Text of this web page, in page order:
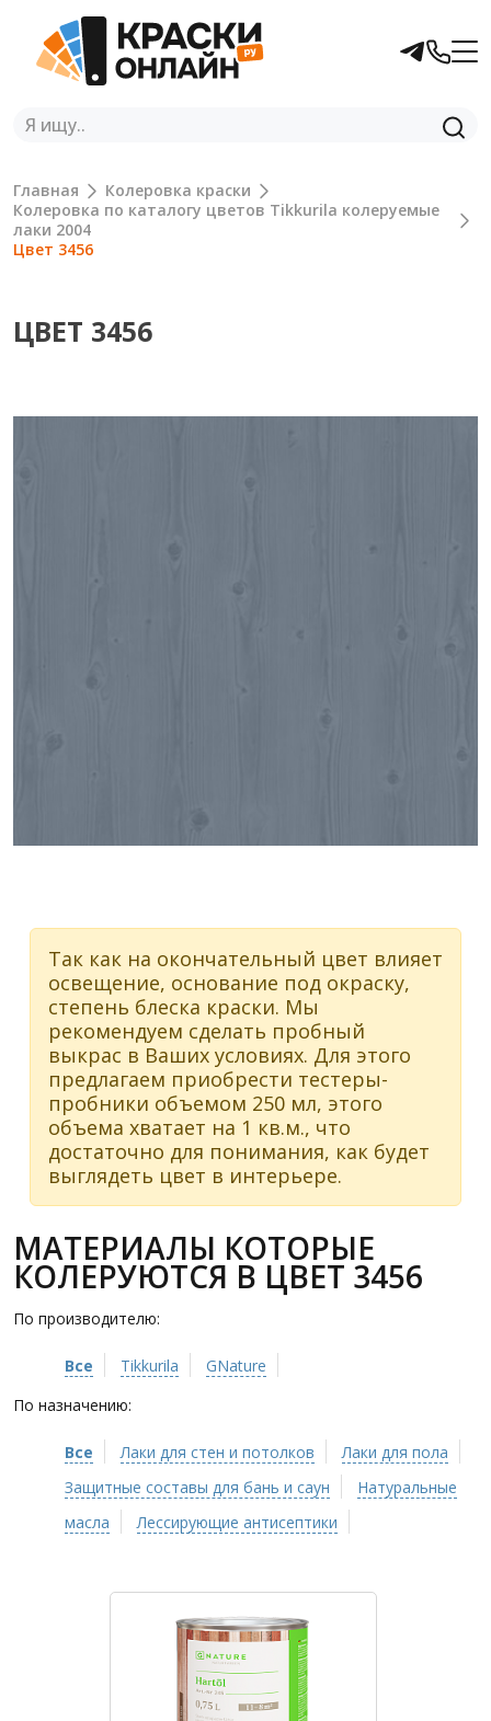
Главная
Колеровка краски
Колеровка по каталогу цветов Tikkurila колеруемые
лаки 2004
Цвет 3456
ЦВЕТ 3456
Так как на окончательный цвет влияет
освещение, основание под окраску,
степень блеска краски. Мы
рекомендуем сделать пробный
выкрас в Ваших условиях. Для этого
предлагаем приобрести тестеры-
пробники объемом 250 мл, этого
объема хватает на 1 кв.м., что
достаточно для понимания, как будет
выглядеть цвет в интерьере.
МАТЕРИАЛЫ КОТОРЫЕ
КОЛЕРУЮТСЯ В ЦВЕТ 3456
По производителю:
Все Tikkurila
GNature
По назначению:
Все Лаки для стен и потолков
Лаки для пола
Защитные составы для бань и саун
Натуральные
масла
Лессирующие антисептики